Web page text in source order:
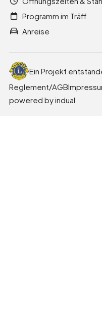
Programm im Träff
Anreise
Ein Projekt
Reglement/AGB
powered by indual